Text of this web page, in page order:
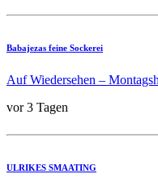
Babajezas feine Sockerei
Auf Wiedersehen –
vor 3 Tagen
ULRIKES SMAATING